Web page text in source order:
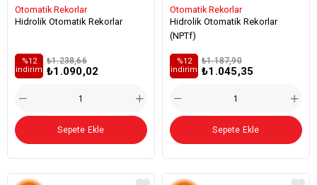
Otomatik Rekorlar
Hidrolik Otomatik Rekorlar
₺1.090,02
₺1.238,66
%12
i̇ndirim
Sepete Ekle
Otomatik Rekorlar
Hidrolik Otomatik Rekorlar
(NPTf)
₺1.045,35
₺1.187,90
%12
i̇ndirim
Sepete Ekle